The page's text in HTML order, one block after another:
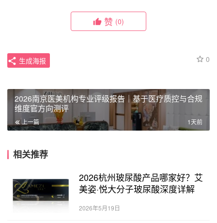
赞 (0)
0
生成海报
2026南京医美机构专业评级报告｜基于医疗质控与合规
维度官方向测评
上一篇 1天前
相关推荐
2026杭州玻尿酸产品哪家好？艾
美姿·悦大分子玻尿酸深度详解
2026年5月19日